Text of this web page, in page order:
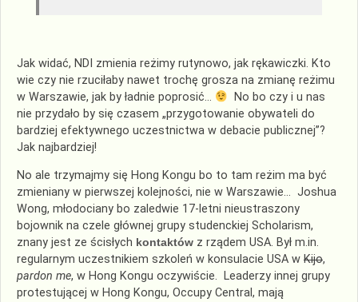
Jak widać, NDI zmienia reżimy rutynowo, jak rękawiczki. Kto
wie czy nie rzuciłaby nawet trochę grosza na zmianę reżimu
w Warszawie, jak by ładnie poprosić…
No bo czy i u nas
nie przydało by się czasem „przygotowanie obywateli do
bardziej efektywnego uczestnictwa w debacie publicznej”?
Jak najbardziej!
No ale trzymajmy się Hong Kongu bo to tam reżim ma być
zmieniany w pierwszej kolejności, nie w Warszawie… Joshua
Wong, młodociany bo zaledwie 17-letni nieustraszony
bojownik na czele głównej grupy studenckiej Scholarism,
znany jest ze ścisłych kontaktów z rządem USA. Był m.in.
regularnym uczestnikiem szkoleń w konsulacie USA w Kijo,
pardon me, w Hong Kongu oczywiście. Leaderzy innej grupy
protestującej w Hong Kongu, Occupy Central, mają